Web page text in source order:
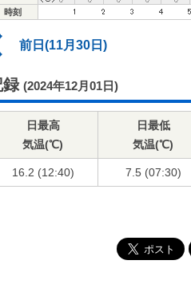
時刻
前日(11月30日)
録 (2024年12月01日)
日最高
気温(℃)
日最低
気温(℃)
16.2 (12:40) 7.5 (07:30)